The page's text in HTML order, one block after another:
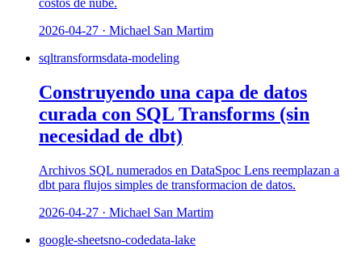
costos de nube.
2026-04-27 · Michael San Martim
sqltransformsdata-modeling
Construyendo una capa de datos
curada con SQL Transforms (sin
necesidad de dbt)
Archivos SQL numerados en DataSpoc Lens reemplazan a
dbt para flujos simples de transformacion de datos.
2026-04-27 · Michael San Martim
google-sheetsno-codedata-lake